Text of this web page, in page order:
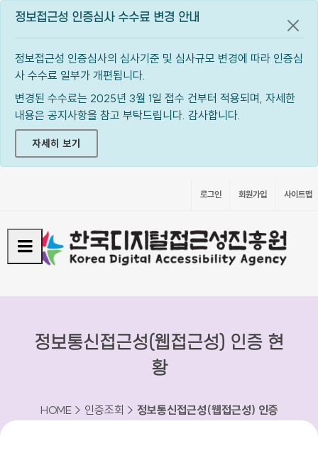
정보접근성 인증심사 수수료 변경 안내
정보접근성 인증심사의 심사기준 및 심사규모 변경에 따라 인증심
사 수수료 일부가 개편됩니다.
변경된 수수료는 2025년 3월 1일 접수 건부터 적용되며, 자세한
내용은 공지사항을 참고 부탁드립니다. 감사합니다.
자세히 보기
공지
로그인 회원가입 사이트맵
정보통신접근성(웹접근성) 인증 현
황
HOME > 인증조회 > 정보통신접근성(웹접근성) 인증